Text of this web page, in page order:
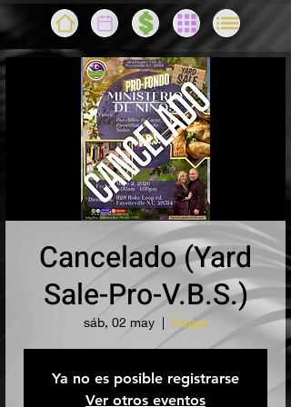
Cancelado (Yard
Sale-Pro-V.B.S.)
sáb, 02 may
  |
Hogar
Ya no es posible registrarse
Ver otros eventos